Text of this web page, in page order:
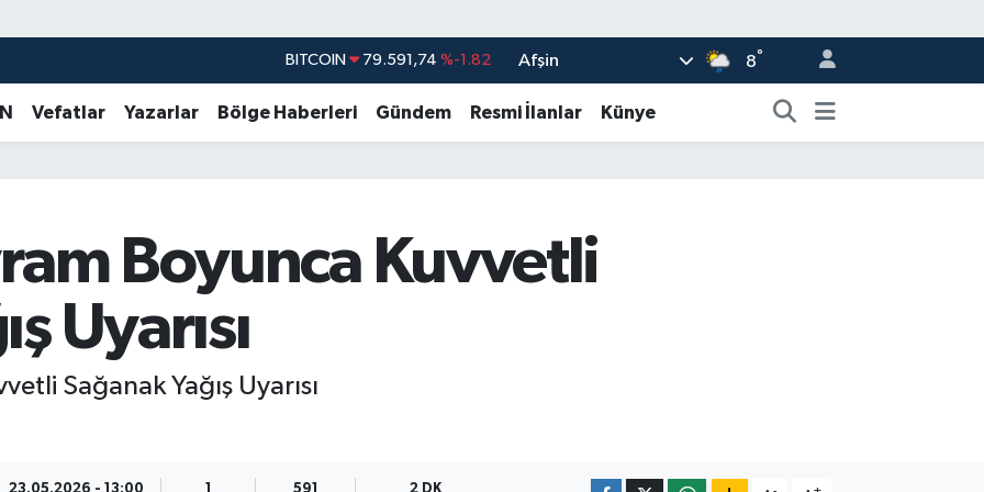
BITCOIN 79.591,74 %-1.82
BİST100 14.598,00 %0
Afşin 8°
Vefatlar Yazarlar Bölge Haberleri Gündem Resmi İlanlar Künye
Boyunca Kuvvetli
Uyarısı
Sağanak Yağış Uyarısı
23.05.2026 - 13:00 1 591 2 DK